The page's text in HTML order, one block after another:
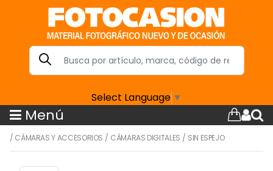
Select Language ▼
Menú
/ CÁMARAS Y ACCESORIOS / CÁMARAS DIGITALES / SIN ESPEJO